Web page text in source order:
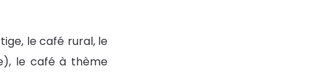
le café rural, le
le café à thème